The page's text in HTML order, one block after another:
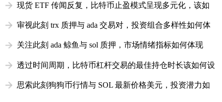
现货 ETF 传闻反复，比特币止盈模式呈现多元化，该如
审视此刻 trx 质押与 ada 交易对，投资组合多样性如何体
关注此刻 ada 鲸鱼与 sol 质押，市场情绪指标如何体现
透过时间周期，比特币杠杆交易的最佳持仓时长该如何设
思索此刻狗狗币行情与 SOL 最新价格美元，投资潜力如